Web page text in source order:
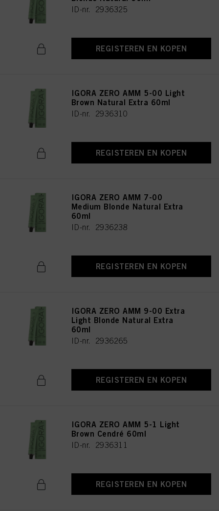
ID-nr. 2936325
REGISTEREN EN KOPEN
IGORA ZERO AMM 5-00 Light
Brown Natural Extra 60ml
ID-nr. 2936310
REGISTEREN EN KOPEN
IGORA ZERO AMM 7-00
Medium Blonde Natural Extra
60ml
ID-nr. 2936238
REGISTEREN EN KOPEN
IGORA ZERO AMM 9-00 Extra
Light Blonde Natural Extra
60ml
ID-nr. 2936265
REGISTEREN EN KOPEN
IGORA ZERO AMM 5-1 Light
Brown Cendré 60ml
ID-nr. 2936311
REGISTEREN EN KOPEN